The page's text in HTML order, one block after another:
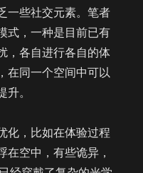
一些社交元素。笔者
式，一种是目前已有
，各自进行各自的体
在同一个空间中可以
。
化，比如在体验过程
在空中，有些诡异，